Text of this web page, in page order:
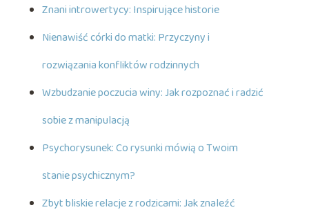
Znani introwertycy: Inspirujące historie
Nienawiść córki do matki: Przyczyny i
rozwiązania konfliktów rodzinnych
Wzbudzanie poczucia winy: Jak rozpoznać i radzić
sobie z manipulacją
Psychorysunek: Co rysunki mówią o Twoim
stanie psychicznym?
Zbyt bliskie relacje z rodzicami: Jak znaleźć